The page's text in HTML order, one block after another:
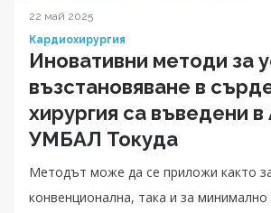
22 май 2025
Кардиохирургия
Иновативни методи за
възстановяване в
хирургия са въведени
УМБАЛ Токуда
Методът може да се приложи както
конвенционална, така и за минимално